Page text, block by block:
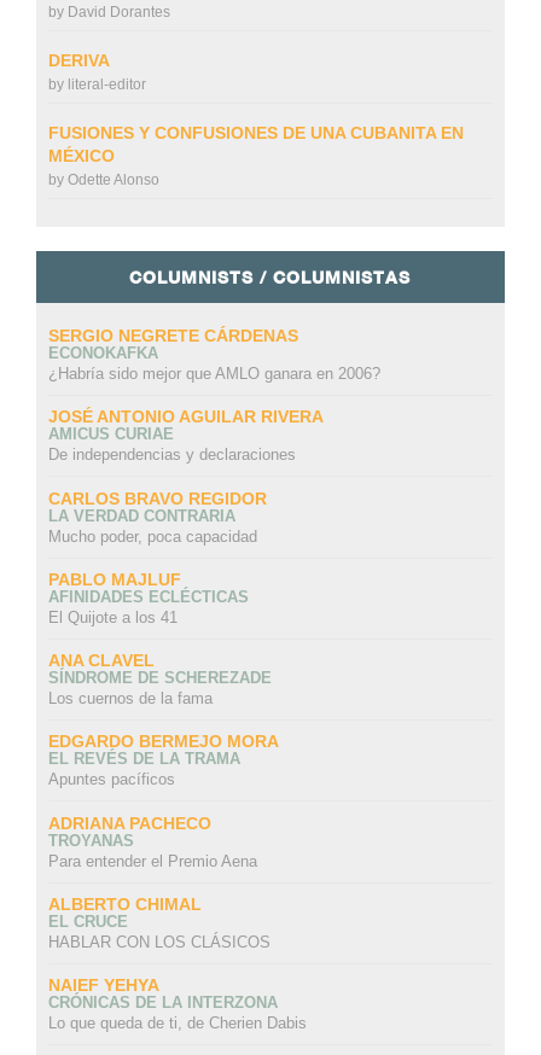
by David Dorantes
DERIVA
by literal-editor
FUSIONES Y CONFUSIONES DE UNA CUBANITA EN
MÉXICO
by Odette Alonso
COLUMNISTS / COLUMNISTAS
SERGIO NEGRETE CÁRDENAS
ECONOKAFKA
¿Habría sido mejor que AMLO ganara en 2006?
JOSÉ ANTONIO AGUILAR RIVERA
AMICUS CURIAE
De independencias y declaraciones
CARLOS BRAVO REGIDOR
LA VERDAD CONTRARIA
Mucho poder, poca capacidad
PABLO MAJLUF
AFINIDADES ECLÉCTICAS
El Quijote a los 41
ANA CLAVEL
SÍNDROME DE SCHEREZADE
Los cuernos de la fama
EDGARDO BERMEJO MORA
EL REVÉS DE LA TRAMA
Apuntes pacíficos
ADRIANA PACHECO
TROYANAS
Para entender el Premio Aena
ALBERTO CHIMAL
EL CRUCE
HABLAR CON LOS CLÁSICOS
NAIEF YEHYA
CRÓNICAS DE LA INTERZONA
Lo que queda de ti, de Cherien Dabis